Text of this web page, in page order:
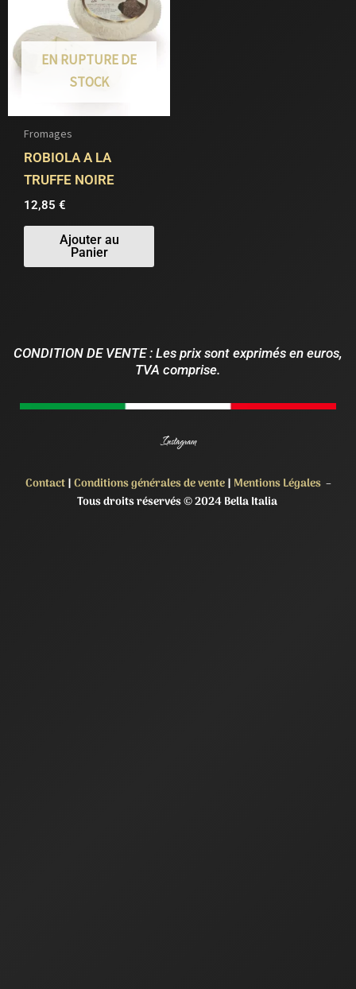
EN RUPTURE DE
STOCK
Fromages
ROBIOLA A LA
TRUFFE NOIRE
12,85€
Ajouter au
Panier
CONDITION DE VENTE : Les prix sont exprimés en euros,
TVA comprise.
Instagram
Contact|Conditions générales de vente| Mentions Légales–
Tous droits réservés © 2024 Bella Italia